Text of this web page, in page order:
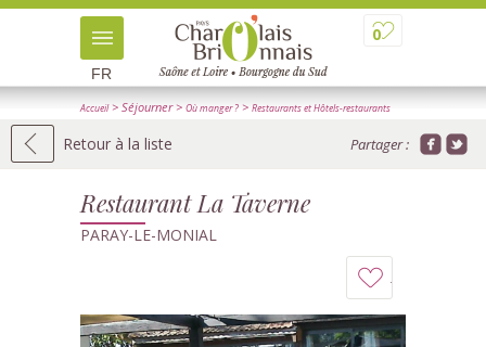
0
FR
Accueil> Séjourner> Où manger ? > Restaurants et Hôtels-restaurants
Retour à la liste Partager :
Restaurant La Taverne
PARAY-LE-MONIAL
à